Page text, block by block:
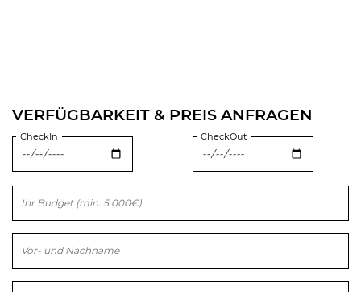
VERFÜGBARKEIT & PREIS ANFRAGEN
CheckIn CheckOut
Bitte lasse dieses Feld leer.